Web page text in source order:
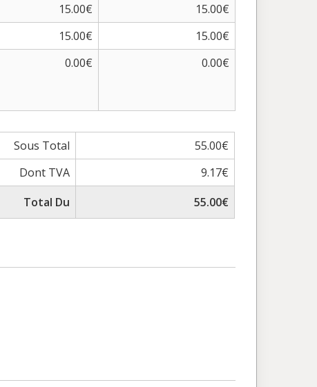
15.00€
15.00€
15.00€
15.00€
0.00€ 0.00€
Sous Total
55.00€
Dont TVA
9.17€
Total Du
55.00€